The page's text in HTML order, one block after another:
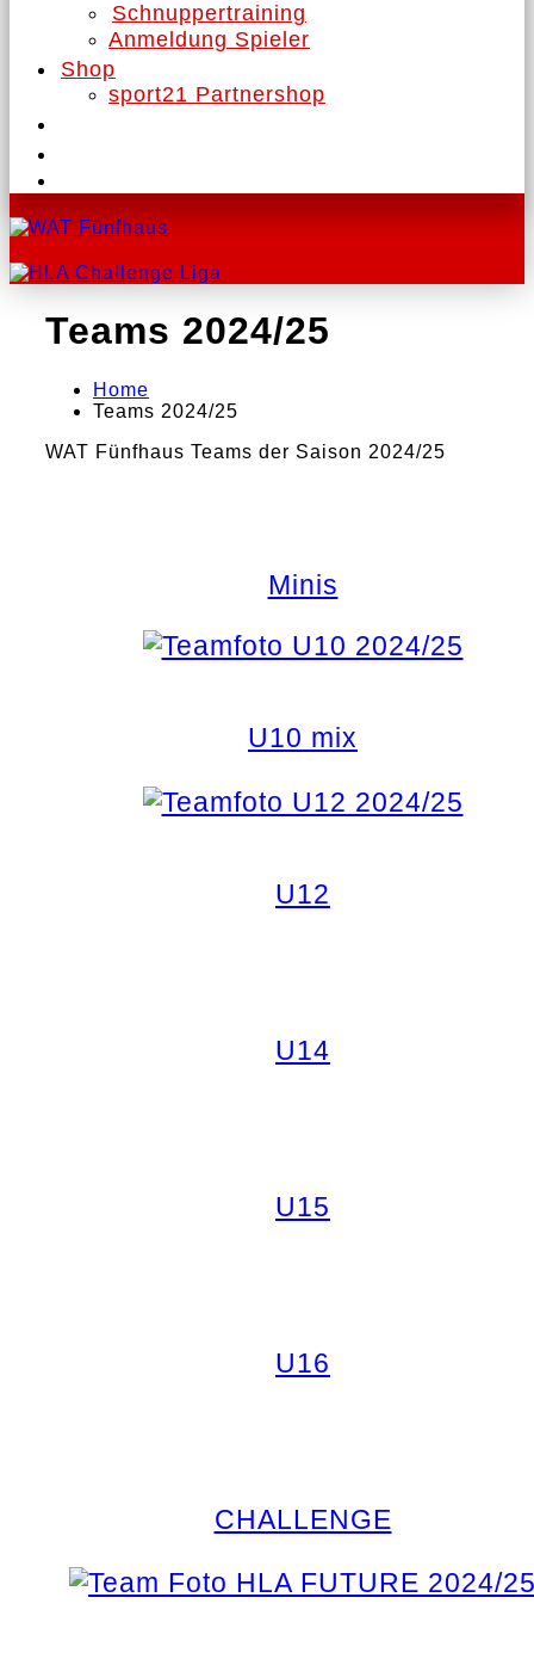
Schnuppertraining
Anmeldung Spieler
Shop
sport21 Partnershop
Teams 2024/25
Home
Teams 2024/25
WAT Fünfhaus Teams der Saison 2024/25
Minis
U10 mix
U12
U14
U15
U16
CHALLENGE